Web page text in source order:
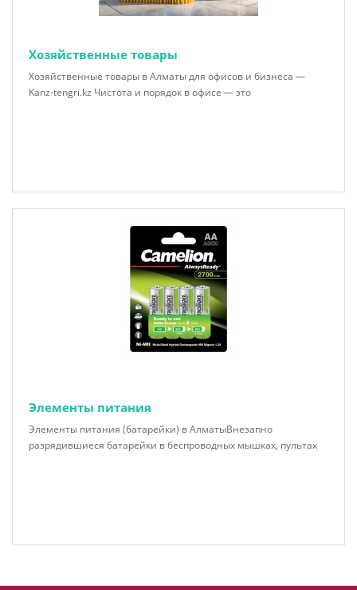
Хозяйственные товары
Хозяйственные товары в Алматы для офисов и бизнеса —
Kanz-tengri.kz Чистота и порядок в офисе — это
Элементы питания
Элементы питания (батарейки) в АлматыВнезапно
разрядившиеся батарейки в беспроводных мышках, пультах